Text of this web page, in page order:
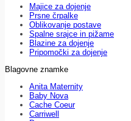
Majice za dojenje
Prsne črpalke
Oblikovanje postave
Spalne srajce in pižame
Blazine za dojenje
Pripomočki za dojenje
Blagovne znamke
Anita Maternity
Baby Nova
Cache Coeur
Carriwell